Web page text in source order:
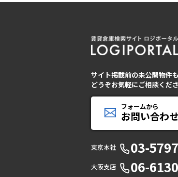
サイト掲載前の未公開物件
どうぞお気軽にご相談くださ
フォームから
お問い合わせ
東京本社 03-
大阪支店 06-